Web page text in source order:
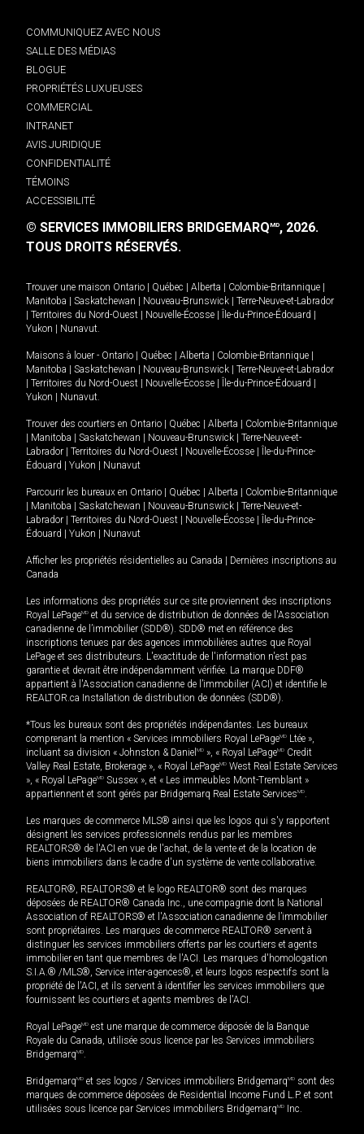
COMMUNIQUEZ AVEC NOUS
SALLE DES MÉDIAS
BLOGUE
PROPRIÉTÉS LUXUEUSES
COMMERCIAL
INTRANET
AVIS JURIDIQUE
CONFIDENTIALITÉ
TÉMOINS
ACCESSIBILITÉ
© SERVICES IMMOBILIERS BRIDGEMARQMD, 2026.
TOUS DROITS RÉSERVÉS.
Trouver une maison Ontario Québec Alberta Colombie-Britannique
Manitoba
Saskatchewan Nouveau-Brunswick
Terre-Neuve-et-Labrador
Territoires du Nord-Ouest Nouvelle-Écosse Île-du-Prince-Édouard
Yukon
Nunavut.
Maisons à louer - Ontario Québec Alberta Colombie-Britannique
Manitoba
Saskatchewan Nouveau-Brunswick
Terre-Neuve-et-Labrador
Territoires du Nord-Ouest Nouvelle-Écosse Île-du-Prince-Édouard
Yukon
Nunavut.
Trouver des courtiers en Ontario Québec Alberta
Colombie-Britannique
Manitoba Saskatchewan Nouveau-Brunswick
Terre-Neuve-et-
Labrador
Territoires du Nord-Ouest Nouvelle-Écosse
Île-du-Prince-
Édouard
Yukon Nunavut
Parcourir les bureaux en Ontario Québec Alberta
Colombie-Britannique
Manitoba Saskatchewan Nouveau-Brunswick
Terre-Neuve-et-
Labrador
Territoires du Nord-Ouest Nouvelle-Écosse
Île-du-Prince-
Édouard
Yukon Nunavut
Afficher les propriétés résidentielles au Canada
Dernières inscriptions au
Canada
Les informations des propriétés sur ce site proviennent des inscriptions
Royal LePageMD et du service de distribution de données de l'Association
canadienne de l’immobilier (SDD®). SDD® met en référence des
inscriptions tenues par des agences immobilières autres que Royal
LePage et ses distributeurs. L'exactitude de l'information n'est pas
garantie et devrait être indépendamment vérifiée. La marque DDF®
appartient à l'Association canadienne de l’immobilier (ACI) et identifie le
REALTOR.ca Installation de distribution de données (SDD®).
*Tous les bureaux sont des propriétés indépendantes. Les bureaux
comprenant la mention « Services immobiliers Royal LePageMD Ltée »,
incluant sa division « Johnston & Daniel MD », « Royal LePageMD Credit
Valley Real Estate, Brokerage », « Royal LePageMD West Real Estate Services
», « Royal LePageMD Sussex », et « Les immeubles Mont-Tremblant »
appartiennent et sont gérés par Bridgemarq Real Estate ServicesMD.
Les marques de commerce MLS® ainsi que les logos qui s'y rapportent
désignent les services professionnels rendus par les membres
REALTORS® de l'ACI en vue de l'achat, de la vente et de la location de
biens immobiliers dans le cadre d'un système de vente collaborative.
REALTOR®, REALTORS® et le logo REALTOR® sont des marques
déposées de REALTOR® Canada Inc., une compagnie dont la National
Association of REALTORS® et l'Association canadienne de l’immobilier
sont propriétaires. Les marques de commerce REALTOR® servent à
distinguer les services immobiliers offerts par les courtiers et agents
immobilier en tant que membres de l'ACI. Les marques d'homologation
S.I.A.® /MLS®, Service inter-agences®, et leurs logos respectifs sont la
propriété de l'ACI, et ils servent à identifier les services immobiliers que
fournissent les courtiers et agents membres de l'ACI.
Royal LePageMD est une marque de commerce déposée de la Banque
Royale du Canada, utilisée sous licence par les Services immobiliers
BridgemarqMD.
BridgemarqMD et ses logos / Services immobiliers BridgemarqMD sont des
marques de commerce déposées de Residential Income Fund L.P. et sont
utilisées sous licence par Services immobiliers BridgemarqMD Inc.